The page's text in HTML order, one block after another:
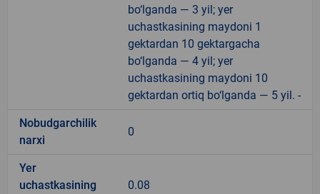
bo‘lganda — 3 yil; yer
uchastkasining maydoni 1
gektardan 10 gektargacha
bo‘lganda — 4 yil; yer
uchastkasining maydoni 10
gektardan ortiq bo‘lganda — 5 yil. -
Nobudgarchilik
narxi
0
Yer
uchastkasining
0.08